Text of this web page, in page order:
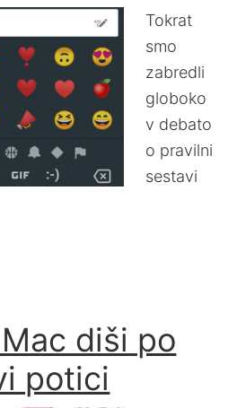
Tokrat
smo
zabredli
globoko
v debato
o pravilni
sestavi
diši po
potici